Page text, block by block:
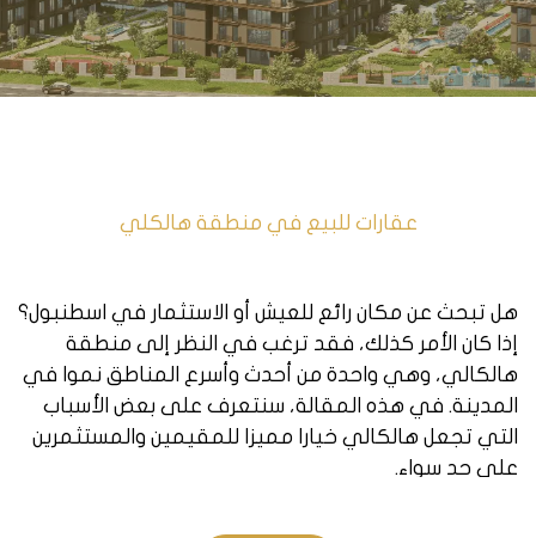
عقارات للبيع في منطقة هالكلي
هل تبحث عن مكان رائع للعيش أو الاستثمار في اسطنبول؟
إذا كان الأمر كذلك، فقد ترغب في النظر إلى منطقة
هالكالي، وهي واحدة من أحدث وأسرع المناطق نموا في
المدينة. في هذه المقالة، سنتعرف على بعض الأسباب
التي تجعل هالكالي خيارا مميزا للمقيمين والمستثمرين
على حد سواء.